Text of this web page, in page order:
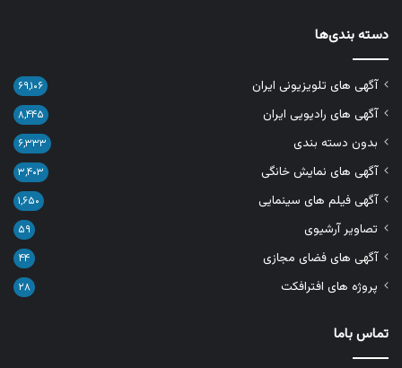
دسته بندی‌ها
آگهی های تلویزیونی ایران ۶۹,۱۰۶
آگهی های رادیویی ایران ۸,۴۴۵
بدون دسته بندی ۶,۳۳۳
آگهی های نمایش خانگی ۳,۴۰۳
آگهی فیلم های سینمایی ۱,۶۵۰
تصاویر آرشیوی ۵۹
آگهی های فضای مجازی ۴۴
پروژه های افترافکت ۲۸
تماس باما